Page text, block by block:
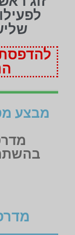
להדפסת
מבצע